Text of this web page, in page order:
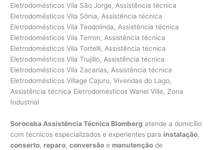
Sorocaba Assistência Técnica Blomberg atende a domicílio
com técnicos especializados e experientes para instalação,
conserto, reparo,conversão e manutenção de